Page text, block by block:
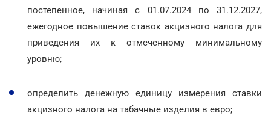
постепенное, начиная с 01.07.2024 по 31.12.2027,
ежегодное повышение ставок акцизного налога для
приведения их к отмеченному минимальному
уровню;
определить денежную единицу измерения ставки
акцизного налога на табачные изделия в евро;